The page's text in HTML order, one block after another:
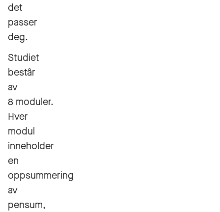
det
passer
deg.
Studiet
består
av
8 moduler.
Hver
modul
inneholder
en
oppsummering
av
pensum,